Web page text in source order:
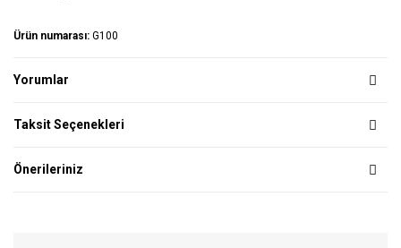
Ürün numarası: G100
Yorumlar
Taksit Seçenekleri
Önerileriniz